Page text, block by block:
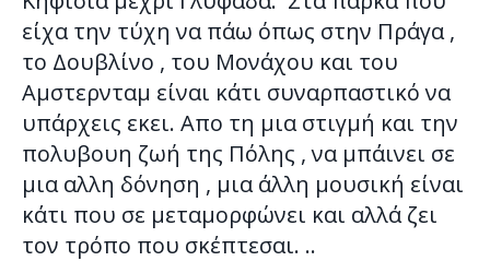
είχα την τύχη να πάω όπως στην Πράγα ,
το Δουβλίνο , του Μονάχου και του
Αμστερνταμ είναι κάτι συναρπαστικό να
υπάρχεις εκει. Απο τη μια στιγμή και την
πολυβουη ζωή της Πόλης , να μπάινει σε
μια αλλη δόνηση , μια άλλη μουσική είναι
κάτι που σε μεταμορφώνει και αλλά ζει
τον τρόπο που σκέπτεσαι. ..